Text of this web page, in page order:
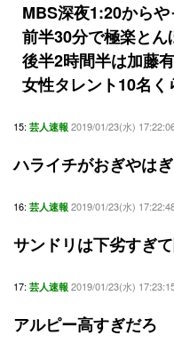
MBS深夜1:20からや
前半30分で極楽とん
後半2時間半は加藤
女性タレント10名く
15: 芸人速報 2019/01/23(水)
ハライチがおぎやは
16: 芸人速報 2019/01/23(水)
サンドリは下劣すぎ
17: 芸人速報 2019/01/23(水)
アルピー高すぎだろ